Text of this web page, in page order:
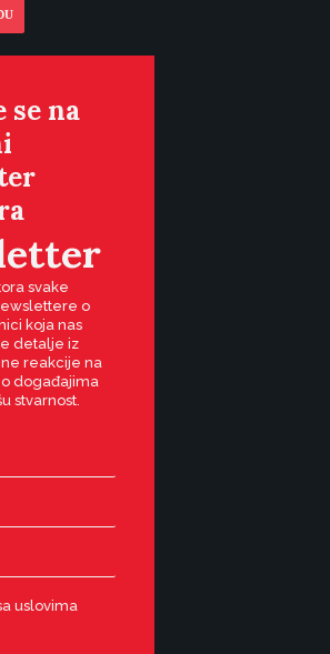
se na
svake
o
koja nas
detalje iz
reakcije na
događajima
stvarnost.
uslovima